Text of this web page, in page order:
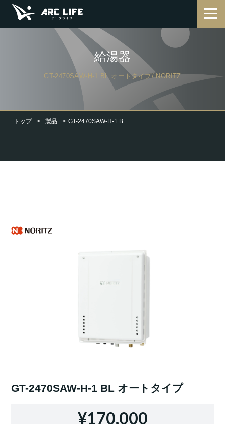
トップ 製品 GT-2470SAW-H-1 BL オートタイプ
給湯器
GT-2470SAW-H-1 BL オートタイプ/ NORITZ
GT-2470SAW-H-1 BL オートタイプ
¥170,000